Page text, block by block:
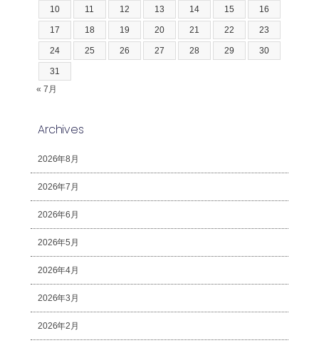
10 11 12 13 14 15 16
17 18 19 20 21 22 23
24 25 26 27 28 29 30
31
« 7月
Archives
2026年8月
2026年7月
2026年6月
2026年5月
2026年4月
2026年3月
2026年2月